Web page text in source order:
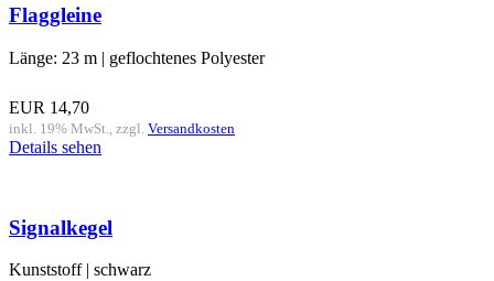
Flaggleine
Länge: 23 m | geflochtenes Polyester
EUR 14,70
inkl. 19% MwSt., zzgl. Versandkosten
Details sehen
Signalkegel
Kunststoff | schwarz